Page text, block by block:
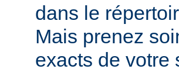
dans le
Mais prenez
exacts de votre